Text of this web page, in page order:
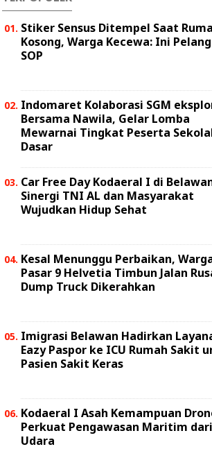
Stiker Sensus Ditempel Saat
Kosong, Warga Kecewa: Ini
SOP
Indomaret Kolaborasi SGM
Bersama Nawila, Gelar Lomba
Mewarnai Tingkat Peserta
Dasar
Car Free Day Kodaeral I di
Sinergi TNI AL dan Masyarakat
Wujudkan Hidup Sehat
Kesal Menunggu Perbaikan,
Pasar 9 Helvetia Timbun Jalan
Dump Truck Dikerahkan
Imigrasi Belawan Hadirkan
Eazy Paspor ke ICU Rumah Sakit
Pasien Sakit Keras
Kodaeral I Asah Kemampuan
Perkuat Pengawasan Maritim dari
Udara